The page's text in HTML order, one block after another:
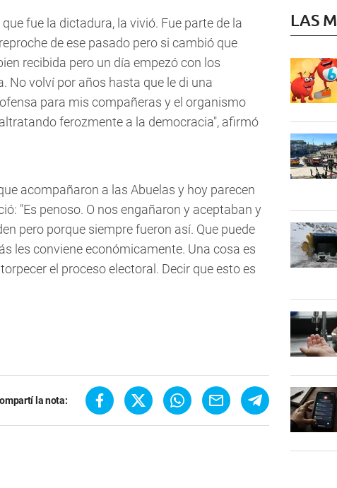
fue la dictadura, la vivió. Fue parte de la
de ese pasado pero si cambió que
recibida pero un día empezó con los
No volví por años hasta que le di una
para mis compañeras y el organismo
ferozmente a la democracia", afirmó
acompañaron a las Abuelas y hoy parecen
"Es penoso. O nos engañaron y aceptaban y
pero porque siempre fueron así. Que puede
les conviene económicamente. Una cosa es
el proceso electoral. Decir que esto es
la nota:
LAS